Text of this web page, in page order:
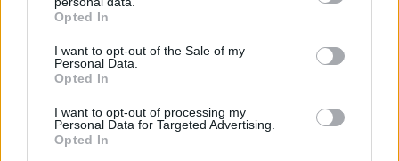
grant or deny consent to Google and its third-party tags to
use your data for below specified purposes in below Google
consent section.
Opted In
I want to opt-out of the Sale of my
Personal Data.
Opted In
I want to opt-out of processing my
Personal Data for Targeted Advertising.
Opted In
20χρονος Ινδός στραγγάλισε 19χρονη
φοιτήτρια που ήθελε να τον χωρίσει
10.08.2026, 06:57 11
Η Χέιλι Μπίμπερ ξεσάλωσε στο ροζ